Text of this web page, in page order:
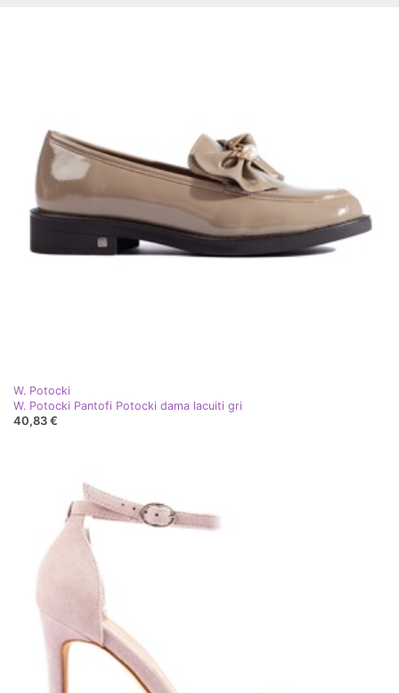
W. Potocki
W. Potocki Pantofi Potocki dama lacuiti gri
40,83 €